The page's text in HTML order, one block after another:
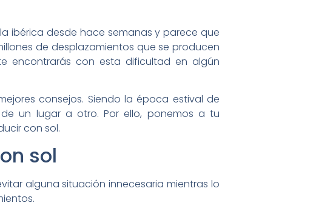
ibérica desde hace semanas y parece que
de desplazamientos que se producen
encontrarás con esta dificultad en algún
consejos. Siendo la época estival de
un lugar a otro. Por ello, ponemos a tu
con sol.
sol
alguna situación innecesaria mientras lo